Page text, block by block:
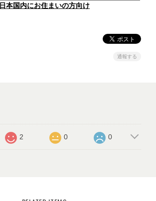
日本国内にお住まいの方向け
通報する
2 0 0